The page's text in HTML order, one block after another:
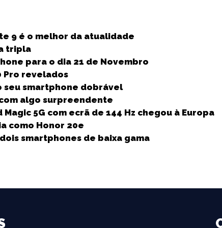
9 é o melhor da atualidade
tripla
para o dia 21 de Novembro
Pro revelados
seu smartphone dobrável
algo surpreendente
5G com ecrã de 144 Hz chegou à Europa
como Honor 20e
smartphones de baixa gama